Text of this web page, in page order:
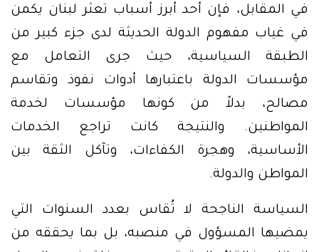
في المقابل، فإن أحد أبرز أسباب تعثر لبنان يكمن
في غياب مفهوم الدولة الحديثة لدى جزء كبير من
الطبقة السياسية، حيث جرى التعامل مع
مؤسسات الدولة باعتبارها أدوات نفوذ وتقاسم
مصالح، بدلاً من كونها مؤسسات لخدمة
المواطنين. والنتيجة كانت تراجع الخدمات
الأساسية، وهجرة الكفاءات، وتآكل الثقة بين
المواطن والدولة.
السياسة الناجحة لا تُقاس بعدد السنوات التي
يمضيها المسؤول في منصبه، بل بما يحققه من